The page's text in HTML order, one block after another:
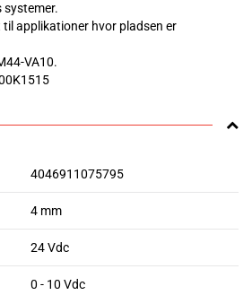
applikationer hvor pladsen er
VA10.
4046911075795
4 mm
24 Vdc
0 - 10 Vdc